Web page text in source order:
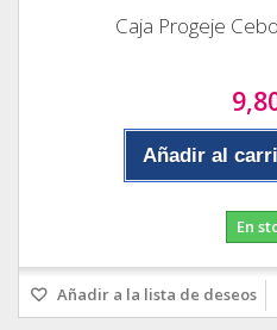
Caja Progeje
Añadir al
En
Añadir a la lista de deseos